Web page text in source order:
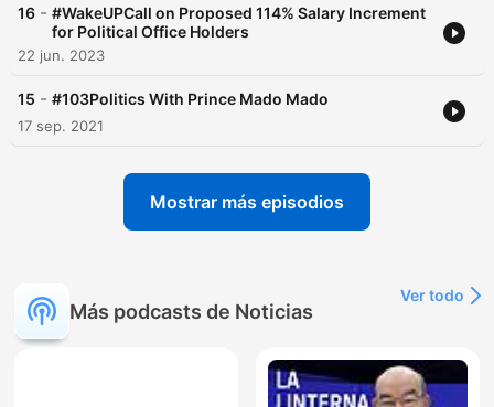
16 - #WakeUPCall on Proposed 114% Salary Increment
for Political Office Holders
22 jun. 2023
15 - #103Politics With Prince Mado Mado
17 sep. 2021
Mostrar más episodios
Más podcasts de Noticias
Ver todo